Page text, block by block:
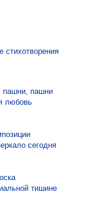
стихотворения
пашни
любовь
сегодня
тишине